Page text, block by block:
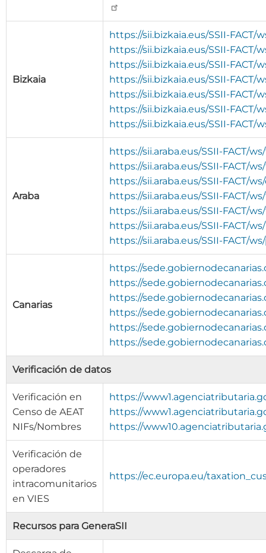
Bizkaia
https://sii.bizkaia.eus/SSII-FACT/
https://sii.bizkaia.eus/SSII-FACT/
https://sii.bizkaia.eus/SSII-FACT/
https://sii.bizkaia.eus/SSII-FACT/
https://sii.bizkaia.eus/SSII-FACT/
https://sii.bizkaia.eus/SSII-FACT/
https://sii.bizkaia.eus/SSII-FACT/
Araba
https://sii.araba.eus/SSII-FACT/
https://sii.araba.eus/SSII-FACT/
https://sii.araba.eus/SSII-FACT/
https://sii.araba.eus/SSII-FACT/
https://sii.araba.eus/SSII-FACT/
https://sii.araba.eus/SSII-FACT/
https://sii.araba.eus/SSII-FACT/
Canarias
https://
https://
https://
https://
https://
https://
Verificación de datos
Verificación en
Censo de AEAT
NIFs/Nombres
https://
https://
https://
Verificación de
operadores
intracomunitarios
en VIES
https://ec.europa.eu/
Recursos para GeneraSII